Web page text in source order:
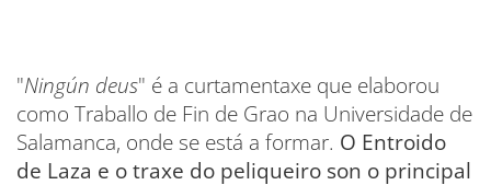
"Ningún deus" é a curtamentaxe que elaborou
como Traballo de Fin de Grao na Universidade de
Salamanca, onde se está a formar. O Entroido
de Laza e o traxe do peliqueiro son o principal